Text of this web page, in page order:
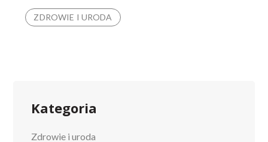
ZDROWIE I URODA
Kategoria
Zdrowie i uroda